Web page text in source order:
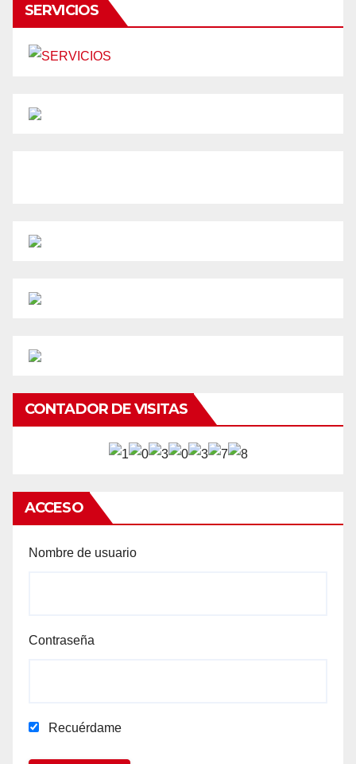
SERVICIOS
CONTADOR DE VISITAS
ACCESO
Nombre de usuario
Contraseña
Recuérdame